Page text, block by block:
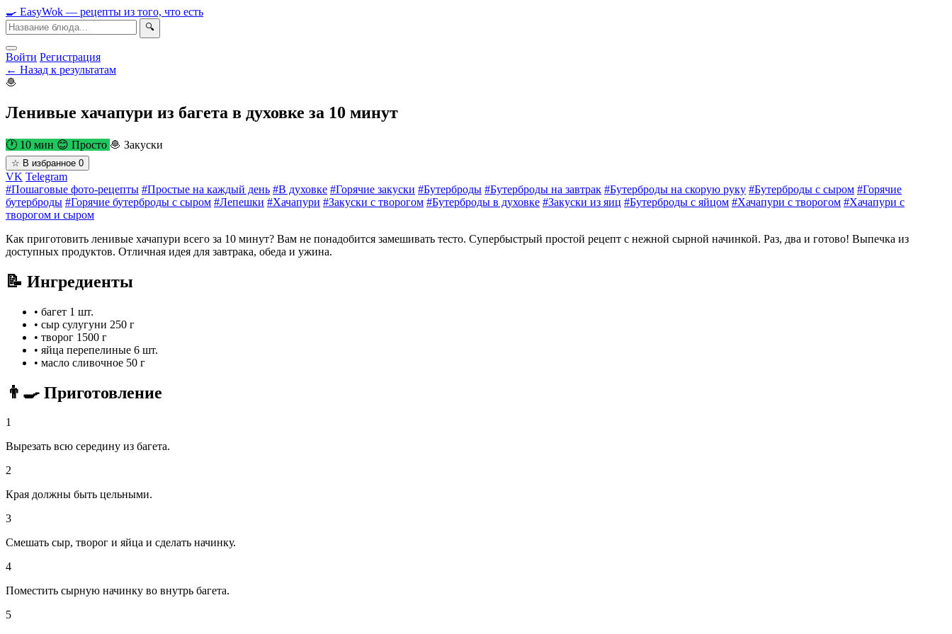
🍳 EasyWok — рецепты из того, что есть
🔍
Войти Регистрация
← Назад к результатам
🧆
Ленивые хачапури из багета в духовке за 10 минут
🕐 10 мин 😊 Просто 🧆 Закуски
☆ В избранное 0
VK Telegram
#Пошаговые фото-рецепты #Простые на каждый день #В духовке #Горячие закуски #Бутерброды #Бутерброды на завтрак #Бутерброды на скорую руку #Бутерброды с сыром #Горячие
бутерброды #Горячие бутерброды с сыром #Лепешки #Хачапури #Закуски с творогом #Бутерброды в духовке #Закуски из яиц #Бутерброды с яйцом #Хачапури с творогом #Хачапури с
творогом и сыром
Как приготовить ленивые хачапури всего за 10 минут? Вам не понадобится замешивать тесто. Супербыстрый простой рецепт с нежной сырной начинкой. Раз, два и готово! Выпечка из
доступных продуктов. Отличная идея для завтрака, обеда и ужина.
📝 Ингредиенты
• багет 1 шт.
• сыр сулугуни 250 г
• творог 1500 г
• яйца перепелиные 6 шт.
• масло сливочное 50 г
👨‍🍳 Приготовление
1
Вырезать всю середину из багета.
2
Края должны быть цельными.
3
Смешать сыр, творог и яйца и сделать начинку.
4
Поместить сырную начинку во внутрь багета.
5